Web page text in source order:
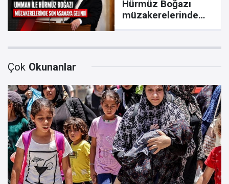
Hürmüz Boğazı
müzakerelerinde
Çok Okunanlar